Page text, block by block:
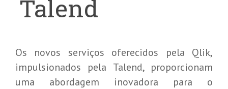
Talend
Os novos serviços oferecidos pela Qlik,
impulsionados pela Talend, proporcionam
uma abordagem inovadora para o